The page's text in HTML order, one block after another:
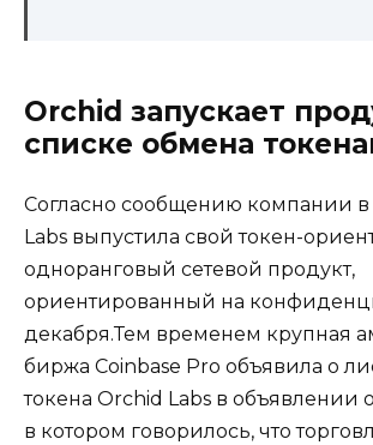
Orchid запускает
списке обмена
Согласно сообщению компании в
Labs выпустила свой токен-
одноранговый сетевой продукт,
ориентированный на
декабря.Тем временем крупная
биржа Coinbase Pro объявила о
токена Orchid Labs в объявлении
в котором говорилось, что